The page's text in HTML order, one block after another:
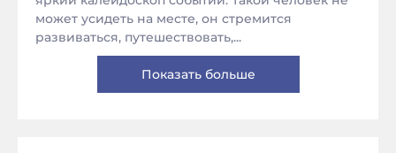
может усидеть на месте, он стремится
развиваться, путешествовать,...
Показать больше